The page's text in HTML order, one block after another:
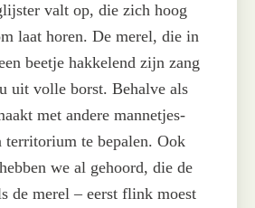
valt op, die zich hoog
laat horen. De merel, die in
beetje hakkelend zijn zang
uit volle borst. Behalve als
met andere mannetjes-
territorium te bepalen. Ook
we al gehoord, die de
de merel – eerst flink moest